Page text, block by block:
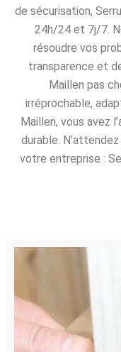
de sécurisation,
24h/24 et 7j/7.
résoudre vos
transparence et
Maillen pas
irréprochable,
Maillen, vous avez
durable.
votre entreprise :